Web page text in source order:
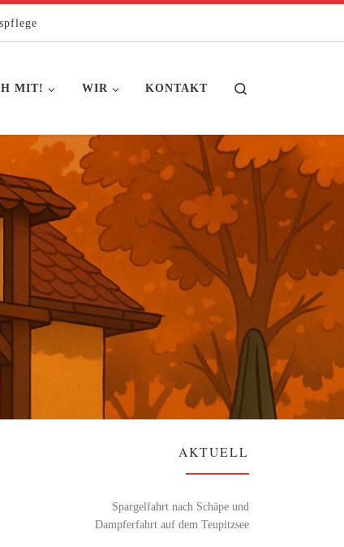
MIT! WIR KONTAKT
AKTUELL
Spargelfahrt nach Schäpe und
Dampferfahrt auf dem Teupitzsee